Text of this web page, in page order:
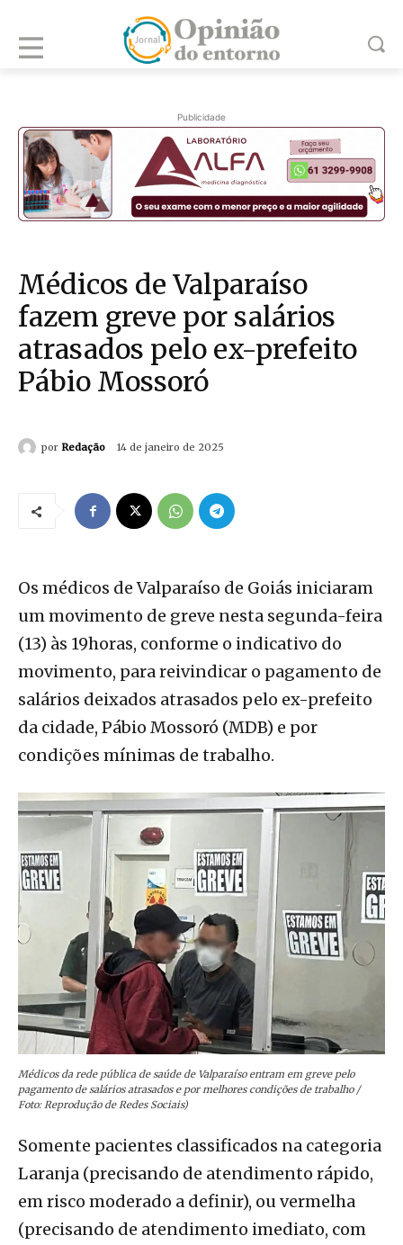
Publicidade
Médicos de Valparaíso
fazem greve por salários
atrasados pelo ex-prefeito
Pábio Mossoró
por Redação 14 de janeiro de 2025
Os médicos de Valparaíso de Goiás iniciaram
um movimento de greve nesta segunda-feira
(13) às 19horas, conforme o indicativo do
movimento, para reivindicar o pagamento de
salários deixados atrasados pelo ex-prefeito
da cidade, Pábio Mossoró (MDB) e por
condições mínimas de trabalho.
Médicos da rede pública de saúde de Valparaíso entram em greve pelo
pagamento de salários atrasados e por melhores condições de trabalho /
Foto: Reprodução de Redes Sociais)
Somente pacientes classificados na categoria
Laranja (precisando de atendimento rápido,
em risco moderado a definir), ou vermelha
(precisando de atendimento imediato, com